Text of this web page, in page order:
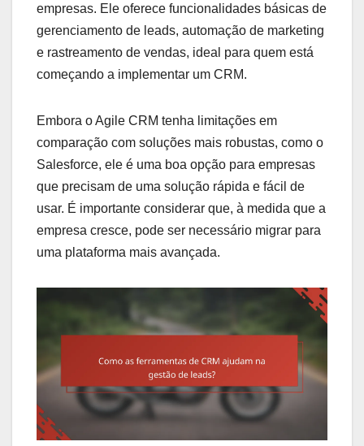
empresas. Ele oferece funcionalidades básicas de
gerenciamento de leads, automação de marketing
e rastreamento de vendas, ideal para quem está
começando a implementar um CRM.
Embora o Agile CRM tenha limitações em
comparação com soluções mais robustas, como o
Salesforce, ele é uma boa opção para empresas
que precisam de uma solução rápida e fácil de
usar. É importante considerar que, à medida que a
empresa cresce, pode ser necessário migrar para
uma plataforma mais avançada.